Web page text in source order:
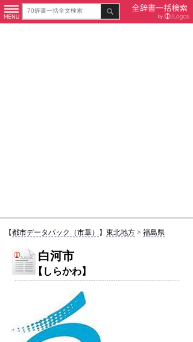
【都市データパック（市章） 】 東北地方> 福島県
白河市
【しらかわ】